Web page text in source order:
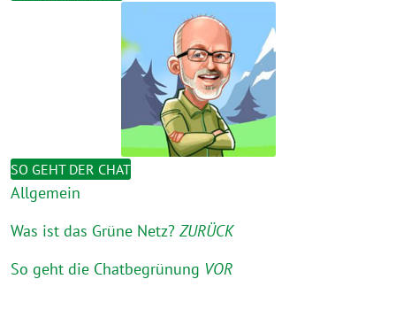
SO GEHT DER CHAT
Allgemein
Was ist das Grüne Netz? ZURÜCK
So geht die Chatbegrünung VOR